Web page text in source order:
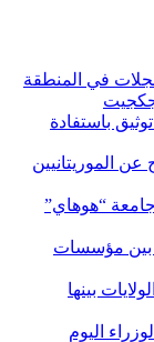
في المنطقة
باستفادة
عن الموريتانيين
“هوهاي”
بين مؤسسات
بينها
اليوم